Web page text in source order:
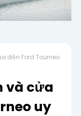
điện Ford Tourneo
và cửa
uy